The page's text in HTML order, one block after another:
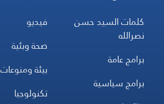
كلمات السيد حسن
نصرالله
برامج عامة
برامج سياسية
فيديو
صحة وبئية
بيئة ومنوعات
تكنولوجيا